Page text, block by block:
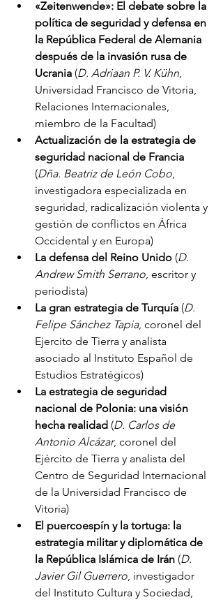
«Zeitenwende»: El debate sobre la
política de seguridad y defensa en
la República Federal de Alemania
después de la invasión rusa de
Ucrania (D. Adriaan P. V. Kühn,
Universidad Francisco de Vitoria,
Relaciones Internacionales,
miembro de la Facultad)
Actualización de la estrategia de
seguridad nacional de Francia
(Dña. Beatriz de León Cobo,
investigadora especializada en
seguridad, radicalización violenta y
gestión de conflictos en África
Occidental y en Europa)
La defensa del Reino Unido (D.
Andrew Smith Serrano, escritor y
periodista)
La gran estrategia de Turquía (D.
Felipe Sánchez Tapia, coronel del
Ejercito de Tierra y analista
asociado al Instituto Español de
Estudios Estratégicos)
La estrategia de seguridad
nacional de Polonia: una visión
hecha realidad (D. Carlos de
Antonio Alcázar, coronel del
Ejército de Tierra y analista del
Centro de Seguridad Internacional
de la Universidad Francisco de
Vitoria)
El puercoespín y la tortuga: la
estrategia militar y diplomática de
la República Islámica de Irán (D.
Javier Gil Guerrero, investigador
del Instituto Cultura y Sociedad,